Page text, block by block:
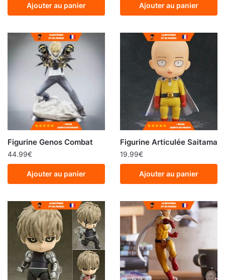
Ajouter au panier Ajouter au panier
Figurine Genos Combat
44.99€
Ajouter au panier
Figurine Articulée Saitama
19.99€
Ajouter au panier